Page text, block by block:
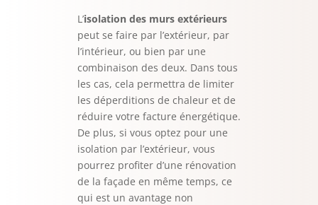
L’isolation des murs extérieurs
peut se faire par l’extérieur, par
l’intérieur, ou bien par une
combinaison des deux. Dans tous
les cas, cela permettra de limiter
les déperditions de chaleur et de
réduire votre facture énergétique.
De plus, si vous optez pour une
isolation par l’extérieur, vous
pourrez profiter d’une rénovation
de la façade en même temps, ce
qui est un avantage non